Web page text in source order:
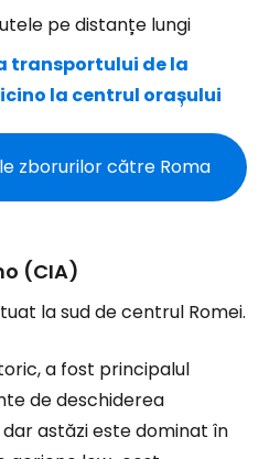
pe distanțe lungi
transportului de la
la centrul orașului
zborurilor către Roma
(CIA)
la sud de centrul Romei.
a fost principalul
de deschiderea
astăzi este dominat în